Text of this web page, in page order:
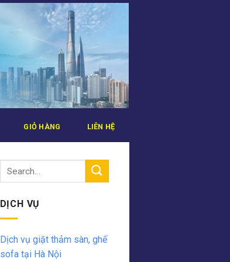
GIỎ HÀNG LIÊN HỆ
DỊCH VỤ
Dịch vụ giặt thảm sàn, ghế
sofa tại Hà Nội